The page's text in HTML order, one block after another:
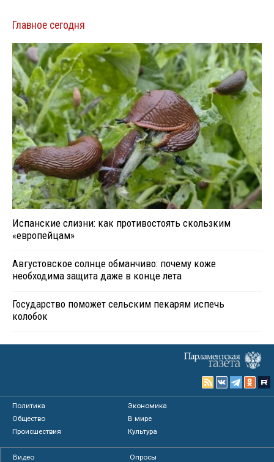
Главное сегодня
Испанские слизни: как противостоять скользким
«европейцам»
Августовское солнце обманчиво: почему коже
необходима защита даже в конце лета
Государство поможет сельским пекарям испечь
колобок
Политика
Экономика
Общество
В мире
Происшествия
Культура
Видео
Опросы